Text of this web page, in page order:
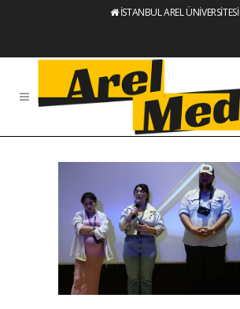
İSTANBUL AREL ÜNİVERSİTESİ